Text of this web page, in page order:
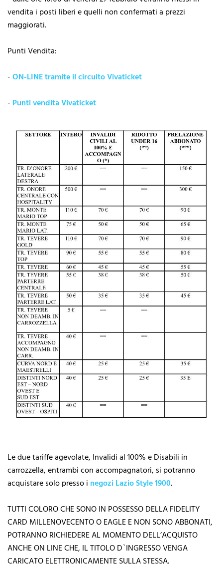
vendita i posti liberi e quelli non confermati a prezzi
maggiorati.
Punti Vendita:
-ON-LINE tramite il circuito Vivaticket
- Punti vendita Vivaticket
Le due tariffe agevolate, Invalidi al 100% e Disabili in
carrozzella, entrambi con accompagnatori, si potranno
acquistare solo presso i negozi Lazio Style 1900.
TUTTI COLORO CHE SONO IN POSSESSO DELLA FIDELITY
CARD MILLENOVECENTO O EAGLE E NON SONO ABBONATI,
POTRANNO RICHIEDERE AL MOMENTO DELL’ACQUISTO
ANCHE ON LINE CHE, IL TITOLO D`INGRESSO VENGA
CARICATO ELETTRONICAMENTE SULLA STESSA.